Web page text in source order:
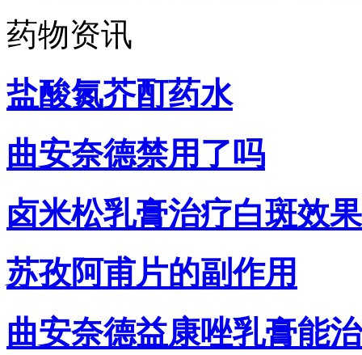
药物资讯
盐酸氮芥酊药水
曲安奈德禁用了吗
卤米松乳膏治疗白斑效
苏孜阿甫片的副作用
曲安奈德益康唑乳膏能